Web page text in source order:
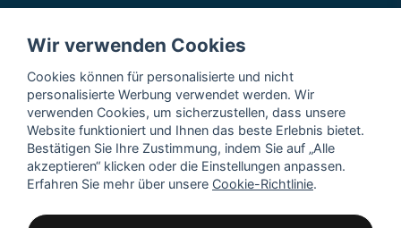
sozialen Medien
Wir verwenden Cookies
Cookies können für personalisierte und nicht
personalisierte Werbung verwendet werden. Wir
verwenden Cookies, um sicherzustellen, dass unsere
Website funktioniert und Ihnen das beste Erlebnis bietet.
Bestätigen Sie Ihre Zustimmung, indem Sie auf „Alle
akzeptieren“ klicken oder die Einstellungen anpassen.
Erfahren Sie mehr über unsere Cookie-Richtlinie.